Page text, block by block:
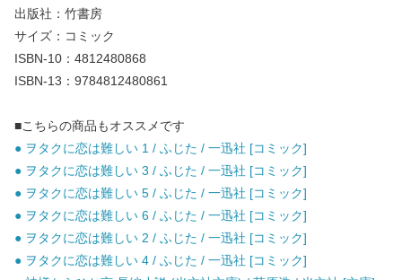
出版社：竹書房
サイズ：コミック
ISBN-10：4812480868
ISBN-13：9784812480861
■こちらの商品もオススメです
● ヲタクに恋は難しい 1 / ふじた / 一迅社 [コミック]
● ヲタクに恋は難しい 3 / ふじた / 一迅社 [コミック]
● ヲタクに恋は難しい 5 / ふじた / 一迅社 [コミック]
● ヲタクに恋は難しい 6 / ふじた / 一迅社 [コミック]
● ヲタクに恋は難しい 2 / ふじた / 一迅社 [コミック]
● ヲタクに恋は難しい 4 / ふじた / 一迅社 [コミック]